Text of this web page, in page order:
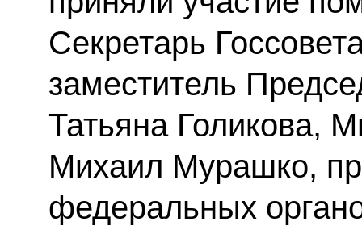
Секретарь
заместитель
Татьяна Голикова,
Михаил Мурашко,
федеральных